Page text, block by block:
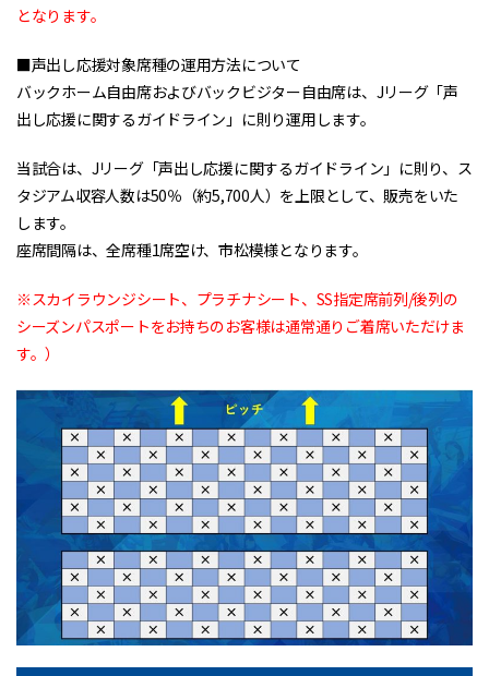
となります。
■声出し応援対象席種の運用方法について
バックホーム自由席およびバックビジター自由席は、Jリーグ「声
出し応援に関するガイドライン」に則り運用します。
当試合は、Jリーグ「声出し応援に関するガイドライン」に則り、ス
タジアム収容人数は50％（約5,700人）を上限として、販売をいた
します。
座席間隔は、全席種1席空け、市松模様となります。
※スカイラウンジシート、プラチナシート、SS指定席前列/後列の
シーズンパスポートをお持ちのお客様は通常通りご着席いただけま
す。）